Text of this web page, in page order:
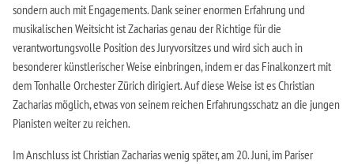
sondern auch mit Engagements. Dank seiner enormen Erfahrung und
musikalischen Weitsicht ist Zacharias genau der Richtige für die
verantwortungsvolle Position des Juryvorsitzes und wird sich auch in
besonderer künstlerischer Weise einbringen, indem er das Finalkonzert mit
dem Tonhalle Orchester Zürich dirigiert. Auf diese Weise ist es Christian
Zacharias möglich, etwas von seinem reichen Erfahrungsschatz an die jungen
Pianisten weiter zu reichen.
Im Anschluss ist Christian Zacharias wenig später, am 20. Juni, im Pariser